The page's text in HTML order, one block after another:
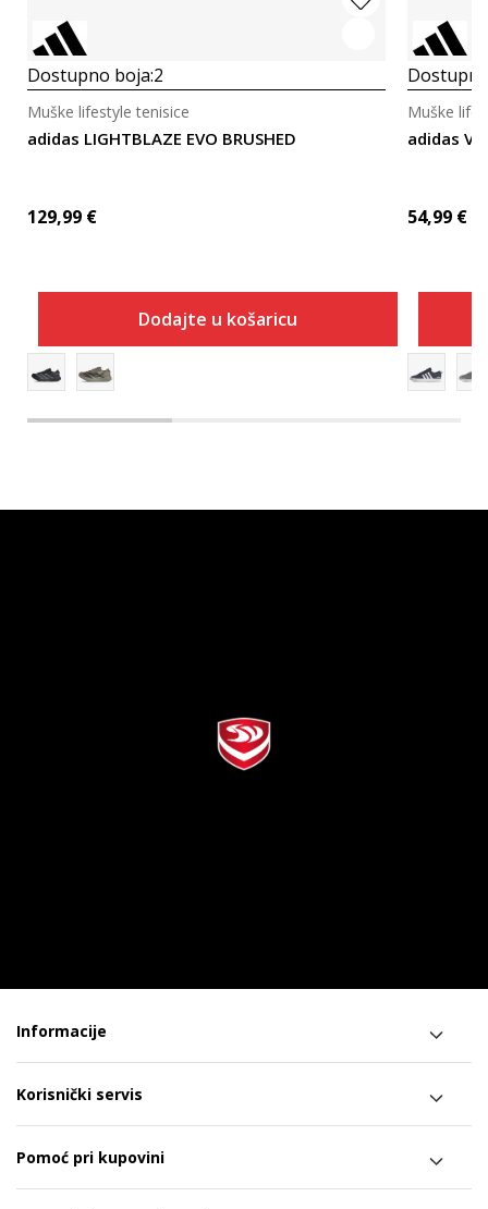
Dostupno boja:2
adidas LIGHTBLAZE EVO BRUSHED
Muške lifestyle tenisice
129,99 €
Dodajte u košaricu
adidas VS
Muške
54,99 €
Informacije
Korisnički servis
Pomoć pri kupovini